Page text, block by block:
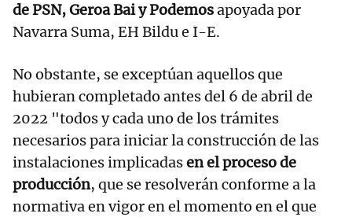
de PSN, Geroa Bai y Podemosapoyada por
Navarra Suma, EH Bildu e I-E.
No obstante, se exceptúan aquellos que
hubieran completado antes del 6 de abril de
2022 "todos y cada uno de los trámites
necesarios para iniciar la construcción de las
instalaciones implicadasen el proceso de
producción, que se resolverán conforme a la
normativa en vigor en el momento en el que